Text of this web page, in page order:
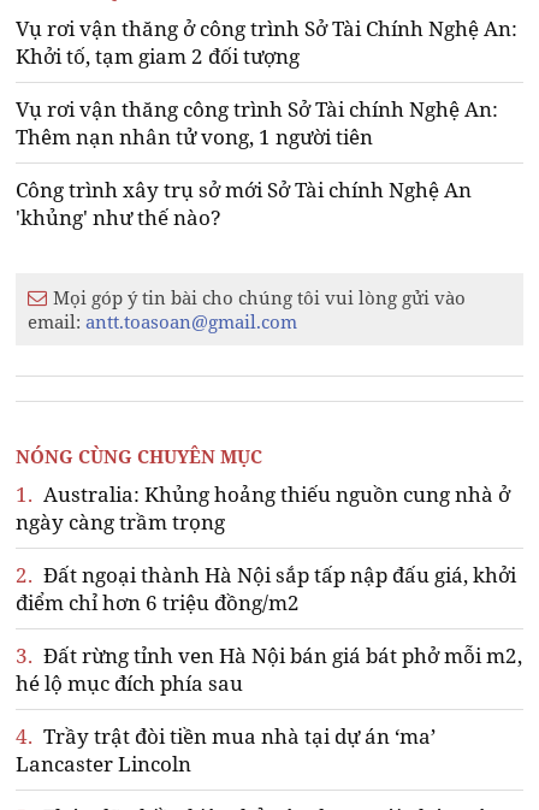
Vụ rơi vận thăng ở công trình Sở Tài Chính Nghệ An:
Khởi tố, tạm giam 2 đối tượng
Vụ rơi vận thăng công trình Sở Tài chính Nghệ An:
Thêm nạn nhân tử vong, 1 người tiên
Công trình xây trụ sở mới Sở Tài chính Nghệ An
'khủng' như thế nào?
Mọi góp ý tin bài cho chúng tôi vui lòng gửi vào
email:antt.toasoan@gmail.com
NÓNG CÙNG CHUYÊN MỤC
1. Australia: Khủng hoảng thiếu nguồn cung nhà ở
ngày càng trầm trọng
2. Đất ngoại thành Hà Nội sắp tấp nập đấu giá, khởi
điểm chỉ hơn 6 triệu đồng/m2
3. Đất rừng tỉnh ven Hà Nội bán giá bát phở mỗi m2,
hé lộ mục đích phía sau
4. Trầy trật đòi tiền mua nhà tại dự án ‘ma’
Lancaster Lincoln